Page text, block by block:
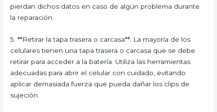
pierdan dichos datos en caso de algún problema durante
la reparación.
5. **Retirar la tapa trasera o carcasa**: La mayoría de los
celulares tienen una tapa trasera o carcasa que se debe
retirar para acceder a la batería. Utiliza las herramientas
adecuadas para abrir el celular con cuidado, evitando
aplicar demasiada fuerza que pueda dañar los clips de
sujeción.